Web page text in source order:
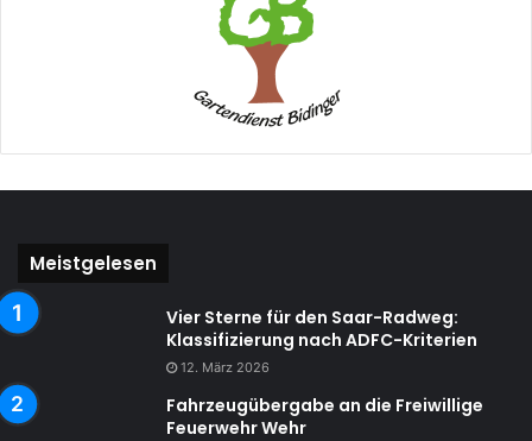
Meistgelesen
Vier Sterne für den Saar-Radweg:
Klassifizierung nach ADFC-Kriterien
12. März 2026
Fahrzeugübergabe an die Freiwillige
Feuerwehr Wehr